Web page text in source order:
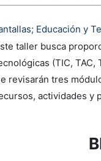
Educación y
taller busca
(TIC, TAC,
revisarán tres
actividades y